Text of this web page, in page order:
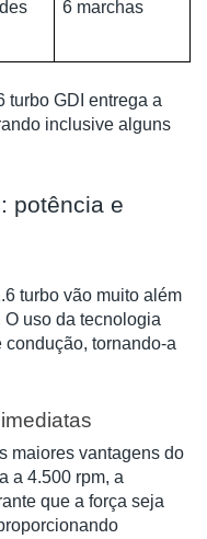
6 marchas
turbo GDI entrega a
inclusive alguns
potência e
turbo vão muito além
uso da tecnologia
tornando-a
maiores vantagens do
a 4.500 rpm, a
que a força seja